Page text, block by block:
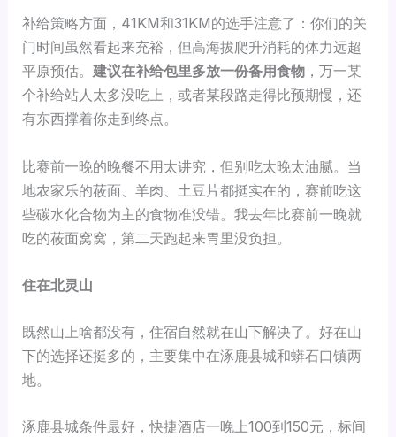
补给策略方面，41KM和31KM的选手注意了：你们的关
门时间虽然看起来充裕，但高海拔爬升消耗的体力远超
平原预估。建议在补给包里多放一份备用食物 ，万一某
个补给站人太多没吃上，或者某段路走得比预期慢，还
有东西撑着你走到终点。
比赛前一晚的晚餐不用太讲究，但别吃太晚太油腻。当
地农家乐的莜面、羊肉、土豆片都挺实在的，赛前吃这
些碳水化合物为主的食物准没错。我去年比赛前一晚就
吃的莜面窝窝，第二天跑起来胃里没负担。
住在北灵山
既然山上啥都没有，住宿自然就在山下解决了。好在山
下的选择还挺多的，主要集中在涿鹿县城和蟒石口镇两
地。
涿鹿县城条件最好，快捷酒店一晚上100到150元，标间